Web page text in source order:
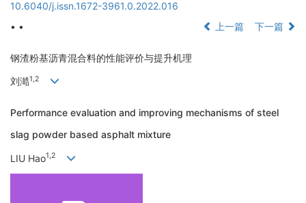
10.6040/j.issn.1672-3961.0.2022.016
• •
上一篇 下一篇
钢渣粉基沥青混合料的性能评价与提升机理
刘澔1,2
Performance evaluation and improving mechanisms of steel
slag powder based asphalt mixture
LIU Hao1,2